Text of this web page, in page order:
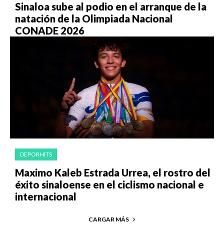
Sinaloa sube al podio en el arranque de la
natación de la Olimpiada Nacional
CONADE 2026
DEPORHITS
Maximo Kaleb Estrada Urrea, el rostro del
éxito sinaloense en el ciclismo nacional e
internacional
CARGAR MÁS